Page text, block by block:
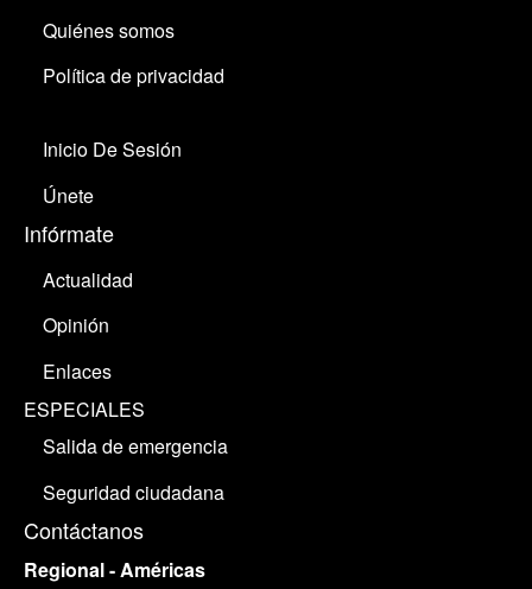
Quiénes somos
Política de privacidad
Inicio De Sesión
Únete
Infórmate
Actualidad
Opinión
Enlaces
ESPECIALES
Salida de emergencia
Seguridad ciudadana
Contáctanos
Regional - Américas